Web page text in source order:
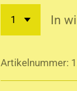
In
Artikelnummer: